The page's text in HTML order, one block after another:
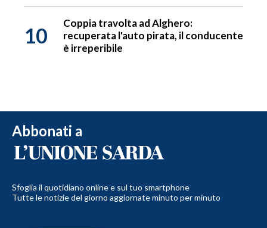
10
Coppia travolta ad Alghero:
recuperata l'auto pirata, il conducente
è irreperibile
Abbonati a
Sfoglia il quotidiano online e sul tuo smartphone
Tutte le notizie del giorno aggiornate minuto per minuto